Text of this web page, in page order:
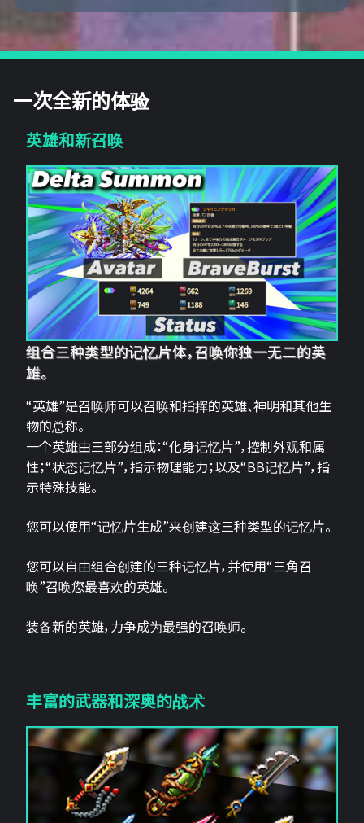
一次全新的体验
英雄和新召唤
组合三种类型的记忆片体，召唤你独一无二的英
雄。
“英雄”是召唤师可以召唤和指挥的英雄、神明和其他生
物的总称。
一个英雄由三部分组成：“化身记忆片”，控制外观和属
性；“状态记忆片”，指示物理能力；以及“BB记忆片”，指
示特殊技能。
您可以使用“记忆片生成”来创建这三种类型的记忆片。
您可以自由组合创建的三种记忆片，并使用“三角召
唤”召唤您最喜欢的英雄。
装备新的英雄，力争成为最强的召唤师。
丰富的武器和深奥的战术